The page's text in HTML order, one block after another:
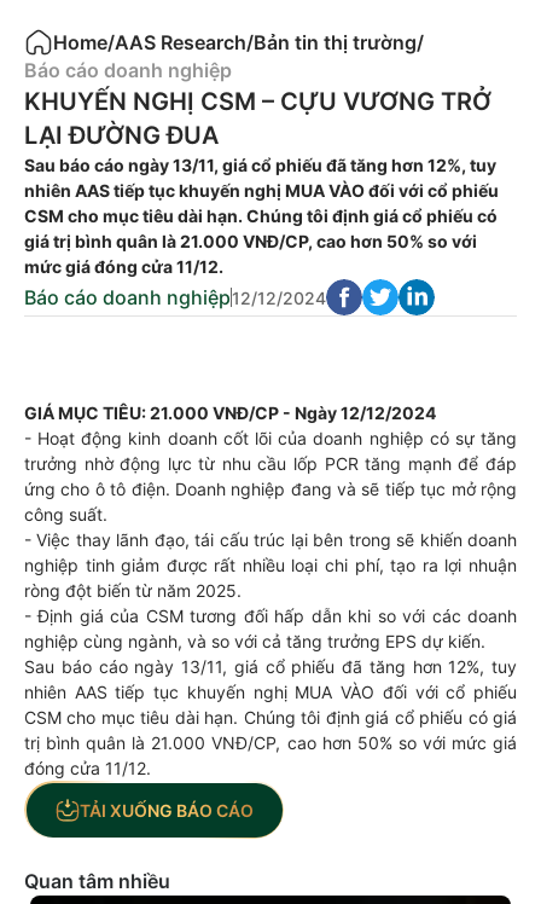
Home/AAS Research/Bản tin thị trường/
Báo cáo doanh nghiệp
KHUYẾN NGHỊ CSM – CỰU VƯƠNG TRỞ
LẠI ĐƯỜNG ĐUA
Sau báo cáo ngày 13/11, giá cổ phiếu đã tăng hơn 12%, tuy
nhiên AAS tiếp tục khuyến nghị MUA VÀO đối với cổ phiếu
CSM cho mục tiêu dài hạn. Chúng tôi định giá cổ phiếu có
giá trị bình quân là 21.000 VNĐ/CP, cao hơn 50% so với
mức giá đóng cửa 11/12.
Báo cáo doanh nghiệp12/12/2024
GIÁ MỤC TIÊU: 21.000 VNĐ/CP - Ngày 12/12/2024
- Hoạt động kinh doanh cốt lõi của doanh nghiệp có sự tăng
trưởng nhờ động lực từ nhu cầu lốp PCR tăng mạnh để đáp
ứng cho ô tô điện. Doanh nghiệp đang và sẽ tiếp tục mở rộng
công suất.
- Việc thay lãnh đạo, tái cấu trúc lại bên trong sẽ khiến doanh
nghiệp tinh giảm được rất nhiều loại chi phí, tạo ra lợi nhuận
ròng đột biến từ năm 2025.
- Định giá của CSM tương đối hấp dẫn khi so với các doanh
nghiệp cùng ngành, và so với cả tăng trưởng EPS dự kiến.
Sau báo cáo ngày 13/11, giá cổ phiếu đã tăng hơn 12%, tuy
nhiên AAS tiếp tục khuyến nghị MUA VÀO đối với cổ phiếu
CSM cho mục tiêu dài hạn. Chúng tôi định giá cổ phiếu có giá
trị bình quân là 21.000 VNĐ/CP, cao hơn 50% so với mức giá
đóng cửa 11/12.
TẢI XUỐNG BÁO CÁO
Quan tâm nhiều